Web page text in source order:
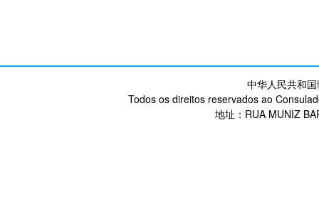
中华人民共和
Todos os direitos reservados ao
地址：RUA MUNIZ